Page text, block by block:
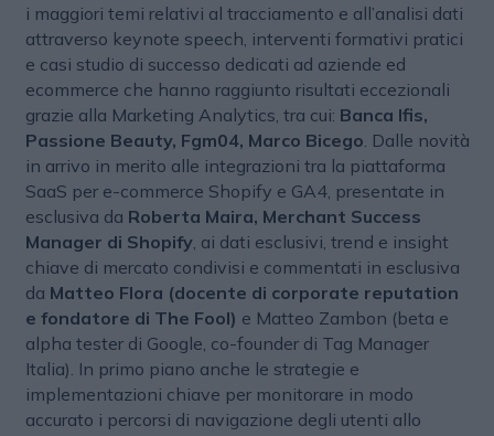
i maggiori temi relativi al tracciamento e all’analisi dati
attraverso keynote speech, interventi formativi pratici
e casi studio di successo dedicati ad aziende ed
ecommerce che hanno raggiunto risultati eccezionali
grazie alla Marketing Analytics, tra cui: Banca Ifis,
Passione Beauty, Fgm04, Marco Bicego . Dalle novità
in arrivo in merito alle integrazioni tra la piattaforma
SaaS per e-commerce Shopify e GA4, presentate in
esclusiva da Roberta Maira, Merchant Success
Manager di Shopify, ai dati esclusivi, trend e insight
chiave di mercato condivisi e commentati in esclusiva
da Matteo Flora (docente di corporate reputation
e fondatore di The Fool) e Matteo Zambon (beta e
alpha tester di Google, co-founder di Tag Manager
Italia). In primo piano anche le strategie e
implementazioni chiave per monitorare in modo
accurato i percorsi di navigazione degli utenti allo